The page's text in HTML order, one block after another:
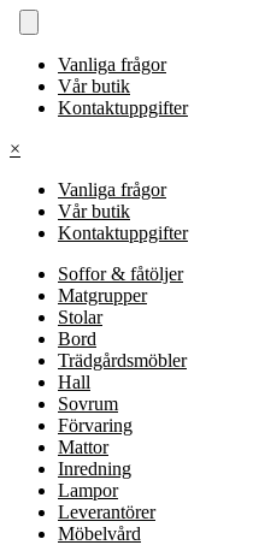
Vanliga frågor
Vår butik
Kontaktuppgifter
×
Vanliga frågor
Vår butik
Kontaktuppgifter
Soffor & fåtöljer
Matgrupper
Stolar
Bord
Trädgårdsmöbler
Hall
Sovrum
Förvaring
Mattor
Inredning
Lampor
Leverantörer
Möbelvård